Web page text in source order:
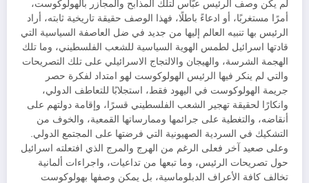
لم يكن وصف الرئيس عبَّاس لتلك المذابح والمجازر بالهولوكوست،
أمرًا مستغربًا، أو ادعاءً باطلًا، فهذا الوصف حقيقة تاريخية ثابته، أراد
الرئيس بها تنبيه العالم إليها من جديد في ضل العاصفة السياسية التي
قادتها اسرائيل لطمس الهوية السياسية للشعب الفلسطيني، وما تلك
الهجمة الشرسة، والهيجان والالتجاج الاسرائيلي على تلك التصريحات
والتي لم ينكر فيها الرئيس الهولوكوست لهو امتداد لفكرة حصر
جريمة الهولوكوست في اليهود فقط، استجلابًا للتعاطف الدولي،
وانكارًا لحقيقة تهجير الشعب الفلسطيني قسرًا، وإقامة دولتهم على
أنقاضه، والتغطية على جرائمها وممارساتها القمعية، والخوف من
التشكيك في السردية الصهيونية التي فرضتها على المجتمع الدولي.
وعلى صعيد آخر فعلى الرغم من الهرج والمرج الذي افتعلته اسرائيل
حول تصريحات الرئيس، وما تبعها من تداعيات، واجراءات ألمانية
تخالف كافة الأعراف الدبلوماسية، بل يمكن وصفها بهولوكوست